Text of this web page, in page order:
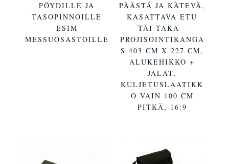
PÖYDILLE JA
TASOPINNOILLE
ESIM
MESSUOSASTOILLE
PÄÄSTÄ JA KÄTEVÄ,
KASATTAVA ETU
TAI TAKA -
PROJISOINTIKANGA
S 403 CM X 227 CM,
ALUKEHIKKO +
JALAT,
KULJETUSLAATIKK
O VAIN 100 CM
PITKÄ, 16:9